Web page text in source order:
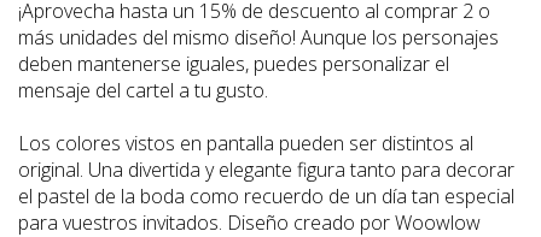
¡Aprovecha hasta un 15% de descuento al comprar 2 o
más unidades del mismo diseño! Aunque los personajes
deben mantenerse iguales, puedes personalizar el
mensaje del cartel a tu gusto.
Los colores vistos en pantalla pueden ser distintos al
original. Una divertida y elegante figura tanto para decorar
el pastel de la boda como recuerdo de un día tan especial
para vuestros invitados. Diseño creado por Woowlow